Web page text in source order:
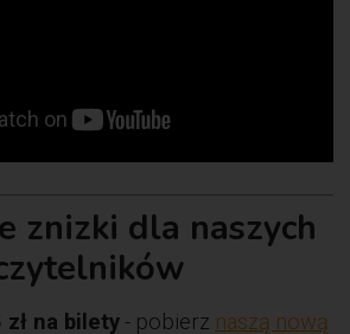
znizki dla naszych
zł na bilety - pobierz naszą nową